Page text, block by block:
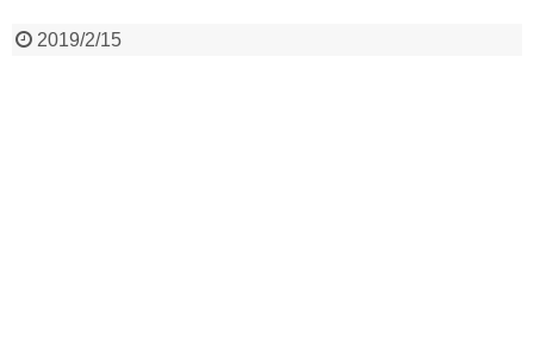
2019/2/15